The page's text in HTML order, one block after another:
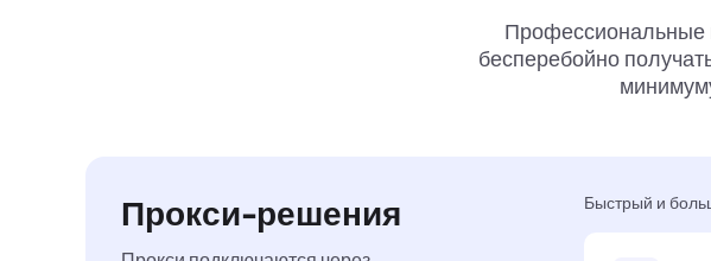
Профессиональные
бесперебойно
Прокси-решения Быстрый и